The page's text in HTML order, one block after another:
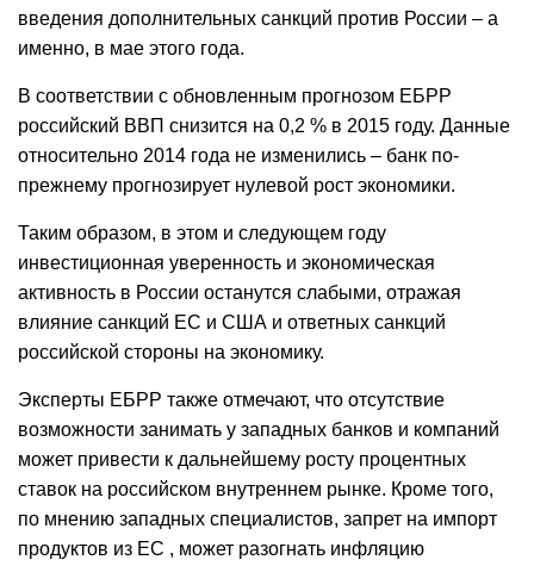
введения дополнительных санкций против России – а
именно, в мае этого года.
В соответствии с обновленным прогнозом ЕБРР
российский ВВП снизится на 0,2 % в 2015 году. Данные
относительно 2014 года не изменились – банк по-
прежнему прогнозирует нулевой рост экономики.
Таким образом, в этом и следующем году
инвестиционная уверенность и экономическая
активность в России останутся слабыми, отражая
влияние санкций ЕС и США и ответных санкций
российской стороны на экономику.
Эксперты ЕБРР также отмечают, что отсутствие
возможности занимать у западных банков и компаний
может привести к дальнейшему росту процентных
ставок на российском внутреннем рынке. Кроме того,
по мнению западных специалистов, запрет на импорт
продуктов из ЕС , может разогнать инфляцию